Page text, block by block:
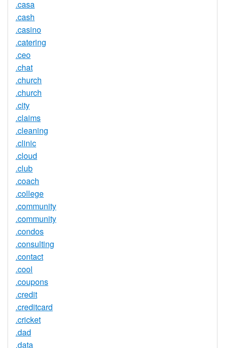
.casa
.cash
.casino
.catering
.ceo
.chat
.church
.church
.city
.claims
.cleaning
.clinic
.cloud
.club
.coach
.college
.community
.community
.condos
.consulting
.contact
.cool
.coupons
.credit
.creditcard
.cricket
.dad
.data